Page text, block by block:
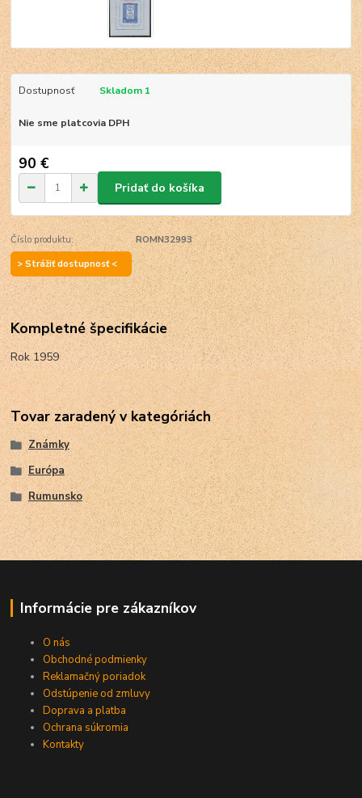
Dostupnosť Skladom 1
Nie sme platcovia DPH
90 €
Pridať do košíka
Číslo produktu:
ROMN32993
> Strážiť dostupnosť <
Kompletné špecifikácie
Rok 1959
Tovar zaradený v kategóriách
Známky
Európa
Rumunsko
Informácie pre zákazníkov
O nás
Obchodné podmienky
Reklamačný poriadok
Odstúpenie od zmluvy
Doprava a platba
Ochrana súkromia
Kontakty